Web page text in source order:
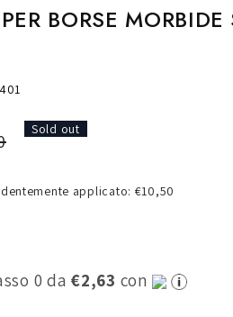
e
i
BORSE
Sold out
applicato: €10,50
0 da€2,63 con